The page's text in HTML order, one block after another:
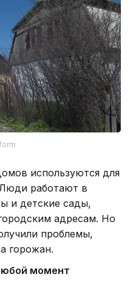
используются для
работают в
и детские сады,
адресам. Но
проблемы,
горожан.
момент